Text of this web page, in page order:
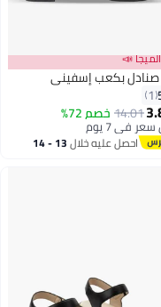
📣
صنادل بكعب إسفيني
1
14.01خصم 72%
في 7 يوم
في 7 يوم
احصل عليه خلال 13 - 14